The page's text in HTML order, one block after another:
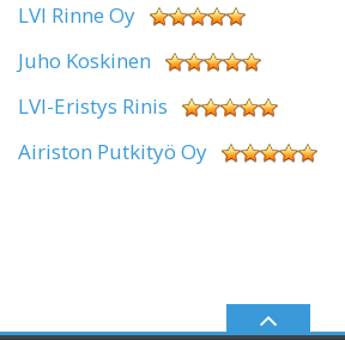
LVI Rinne Oy
Juho Koskinen
LVI-Eristys Rinis
Airiston Putkityö Oy